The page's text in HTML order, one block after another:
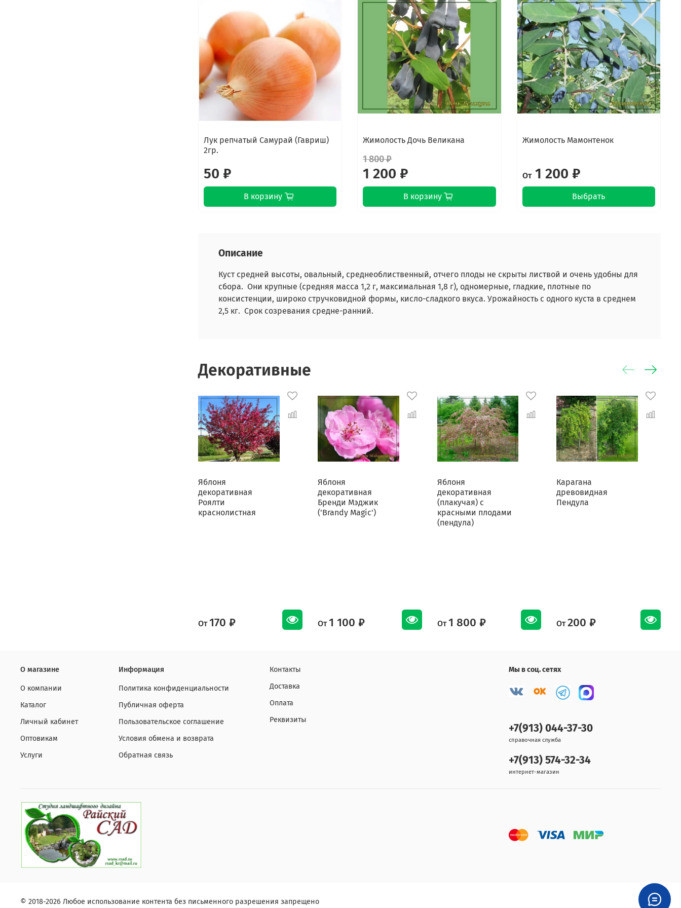
Лук репчатый Самурай (Гавриш)
2гр.
50 ₽
В корзину
Жимолость Дочь Великана
1 800 ₽
1 200 ₽
В корзину
Жимолость Мамонтенок
От1 200 ₽
Выбрать
Описание
Куст средней высоты, овальный, среднеоблиственный, отчего плоды не скрыты листвой и очень удобны для
сбора. Они крупные (средняя масса 1,2 г, максимальная 1,8 г), одномерные, гладкие, плотные по
консистенции, широко стручковидной формы, кисло-сладкого вкуса. Урожайность с одного куста в среднем
2,5 кг. Срок созревания средне-ранний.
Декоративные
Яблоня
декоративная
Роялти
краснолистная
От 170 ₽
Яблоня
декоративная
Бренди Мэджик
('Brandy Magic')
От 1 100 ₽
Яблоня
декоративная
(плакучая) с
красными плодами
(пендула)
От 1 800 ₽
Карагана
древовидная
Пендула
От 200 ₽
О магазине
О компании
Каталог
Личный кабинет
Оптовикам
Услуги
Информация
Политика конфиденциальности
Публичная оферта
Пользовательское соглашение
Условия обмена и возврата
Обратная связь
Контакты
Доставка
Оплата
Реквизиты
Мы в соц. сетях
+7(913) 044-37-30
справочная служба
+7(913) 574-32-34
интернет-магазин
© 2018-2026 Любое использование контента без письменного разрешения запрещено ,